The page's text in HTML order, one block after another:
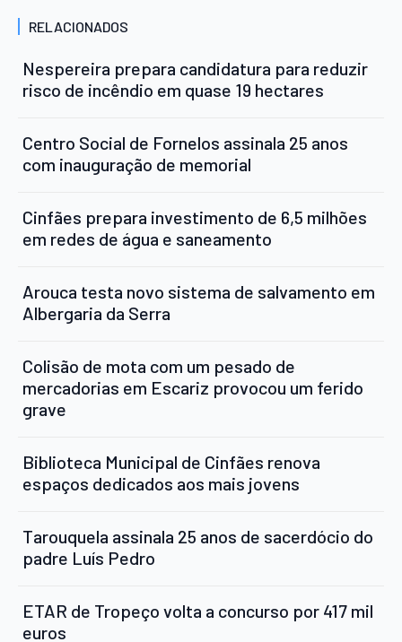
RELACIONADOS
Nespereira prepara candidatura para reduzir
risco de incêndio em quase 19 hectares
Centro Social de Fornelos assinala 25 anos
com inauguração de memorial
Cinfães prepara investimento de 6,5 milhões
em redes de água e saneamento
Arouca testa novo sistema de salvamento em
Albergaria da Serra
Colisão de mota com um pesado de
mercadorias em Escariz provocou um ferido
grave
Biblioteca Municipal de Cinfães renova
espaços dedicados aos mais jovens
Tarouquela assinala 25 anos de sacerdócio do
padre Luís Pedro
ETAR de Tropeço volta a concurso por 417 mil
euros